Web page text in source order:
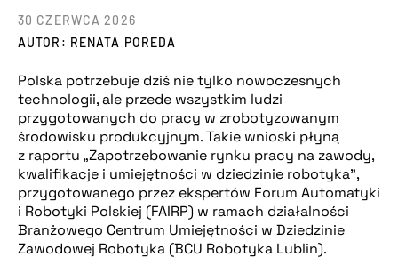
AUTOR: RENATA POREDA
30 CZERWCA 2026
Polska potrzebuje dziś nie tylko nowoczesnych
technologii, ale przede wszystkim ludzi
przygotowanych do pracy w zrobotyzowanym
środowisku produkcyjnym. Takie wnioski płyną
z raportu „Zapotrzebowanie rynku pracy na zawody,
kwalifikacje i umiejętności w dziedzinie robotyka”,
przygotowanego przez ekspertów Forum Automatyki
i Robotyki Polskiej (FAIRP) w ramach działalności
Branżowego Centrum Umiejętności w Dziedzinie
Zawodowej Robotyka (BCU Robotyka Lublin).